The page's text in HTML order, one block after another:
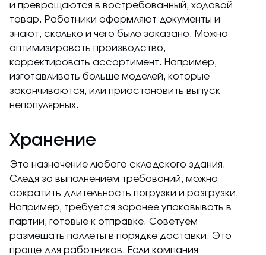
и превращаются в востребованный, ходовой
товар. Работники оформляют документы и
знают, сколько и чего было заказано. Можно
оптимизировать производство,
корректировать ассортимент. Например,
изготавливать больше моделей, которые
заканчиваются, или приостановить выпуск
непопулярных.
Хранение
Это назначение любого складского здания.
Следя за выполнением требований, можно
сократить длительность погрузки и разгрузки.
Например, требуется заранее упаковывать в
партии, готовые к отправке. Советуем
размещать паллеты в порядке доставки. Это
проще для работников. Если компания